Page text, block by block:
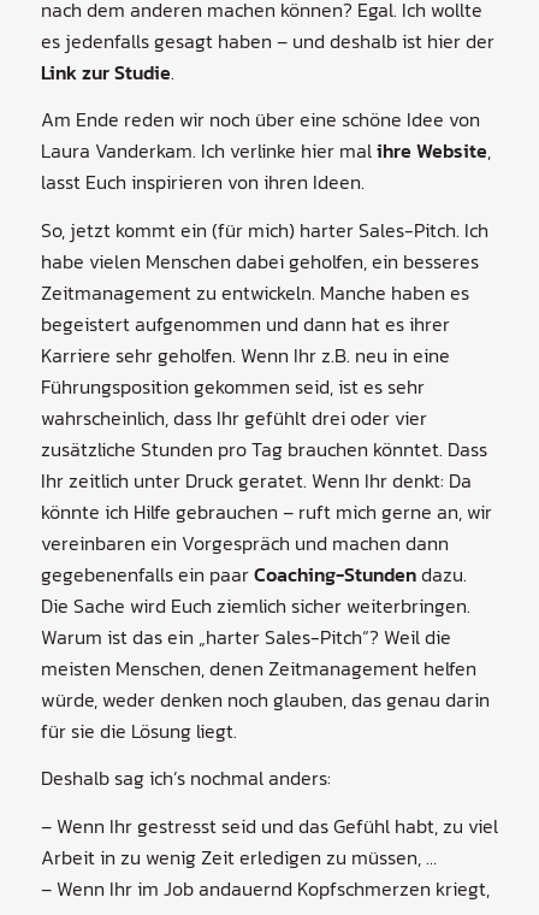
nach dem anderen machen können? Egal. Ich wollte
es jedenfalls gesagt haben – und deshalb ist hier der
Link zur Studie.
Am Ende reden wir noch über eine schöne Idee von
Laura Vanderkam. Ich verlinke hier malihre Website,
lasst Euch inspirieren von ihren Ideen.
So, jetzt kommt ein (für mich) harter Sales-Pitch. Ich
habe vielen Menschen dabei geholfen, ein besseres
Zeitmanagement zu entwickeln. Manche haben es
begeistert aufgenommen und dann hat es ihrer
Karriere sehr geholfen. Wenn Ihr z.B. neu in eine
Führungsposition gekommen seid, ist es sehr
wahrscheinlich, dass Ihr gefühlt drei oder vier
zusätzliche Stunden pro Tag brauchen könntet. Dass
Ihr zeitlich unter Druck geratet. Wenn Ihr denkt: Da
könnte ich Hilfe gebrauchen – ruft mich gerne an, wir
vereinbaren ein Vorgespräch und machen dann
gegebenenfalls ein paarCoaching-Stundendazu.
Die Sache wird Euch ziemlich sicher weiterbringen.
Warum ist das ein „harter Sales-Pitch“? Weil die
meisten Menschen, denen Zeitmanagement helfen
würde, weder denken noch glauben, das genau darin
für sie die Lösung liegt.
Deshalb sag ich’s nochmal anders:
– Wenn Ihr gestresst seid und das Gefühl habt, zu viel
Arbeit in zu wenig Zeit erledigen zu müssen, …
– Wenn Ihr im Job andauernd Kopfschmerzen kriegt,